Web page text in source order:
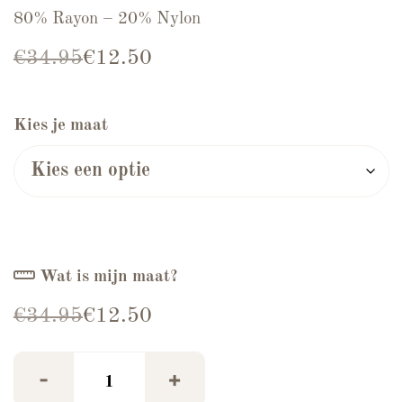
80% Rayon – 20% Nylon
€34.95
Oorspronkelijke prijs was: €34.95.
€12.50
Huidige prijs is: €12.50.
Kies je maat
Wat is mijn maat?
€34.95
Oorspronkelijke prijs was: €34.95.
€12.50
Huidige prijs is: €12.50.
- +